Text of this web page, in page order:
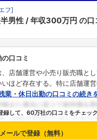
フ]
男性 年収300万円 の口
口コミ
店舗運営や小売り販売職とし
ほど存在する。特に店舗運
業・休日出勤の口コミの続き
録して、60万社の口コミをチェック
メールで登録（無料）